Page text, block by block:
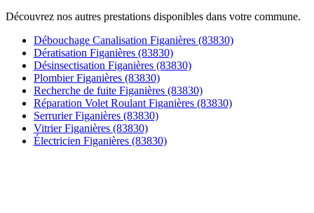
Découvrez nos autres prestations disponibles dans votre commune.
Débouchage Canalisation Figanières (83830)
Dératisation Figanières (83830)
Désinsectisation Figanières (83830)
Plombier Figanières (83830)
Recherche de fuite Figanières (83830)
Réparation Volet Roulant Figanières (83830)
Serrurier Figanières (83830)
Vitrier Figanières (83830)
Électricien Figanières (83830)